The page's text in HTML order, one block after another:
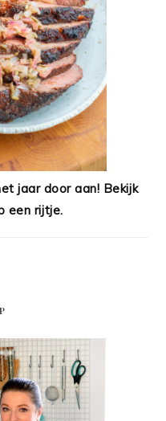
jaar door aan! Bekijk
een rijtje.